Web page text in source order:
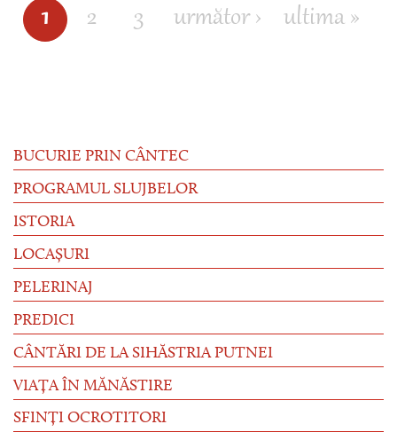
Pagini
1 2 3 următor › ultima »
BUCURIE PRIN CÂNTEC
PROGRAMUL SLUJBELOR
ISTORIA
LOCAȘURI
PELERINAJ
PREDICI
CÂNTĂRI DE LA SIHĂSTRIA PUTNEI
VIAȚA ÎN MĂNĂSTIRE
SFINȚI OCROTITORI